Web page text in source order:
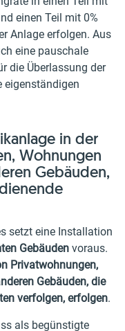
einen Teil mit 0%
Anlage erfolgen. Aus
eine pauschale
die Überlassung der
eigenständigen
in der
Wohnungen
Gebäuden,
setzt eine Installation
Gebäuden voraus.
Privatwohnungen,
Gebäuden, die
verfolgen, erfolgen.
als begünstigte